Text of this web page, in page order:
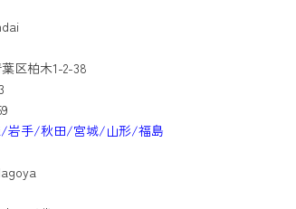
区柏木1-2-38
/岩手/秋田/宮城/山形/福島